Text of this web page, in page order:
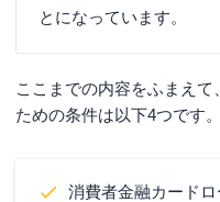
とになっています。
ここまでの内容をふまえ
ための条件は以下4つです。
消費者金融カード